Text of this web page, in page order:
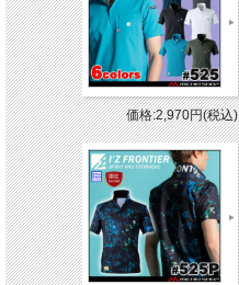
価格:2,970円(税込)